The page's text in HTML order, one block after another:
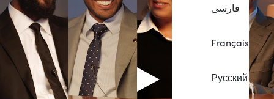
فارسی
Français
Русский